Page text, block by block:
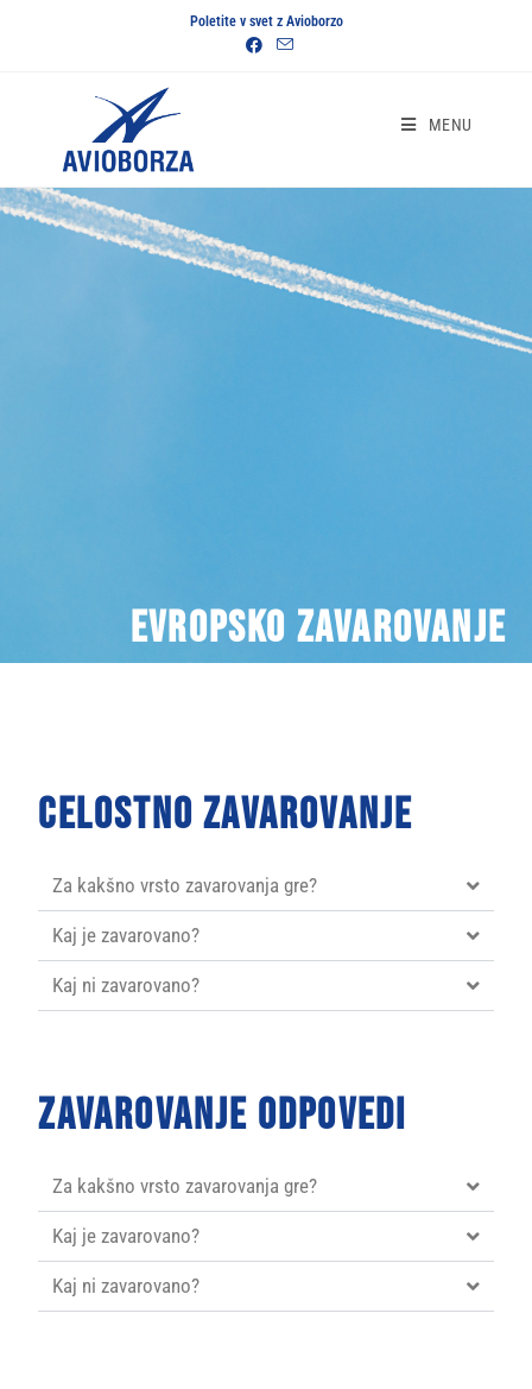
Poletite v svet z Avioborzo
MENU
Evropsko zavarovanje
Celostno zavarovanje
Za kakšno vrsto zavarovanja gre?
Kaj je zavarovano?
Kaj ni zavarovano?
Zavarovanje odpovedi
Za kakšno vrsto zavarovanja gre?
Kaj je zavarovano?
Kaj ni zavarovano?